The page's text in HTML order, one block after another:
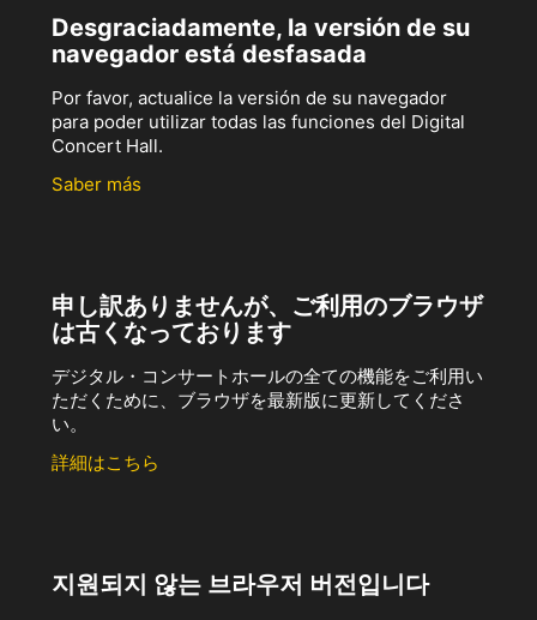
Desgraciadamente, la versión de su
navegador está desfasada
Por favor, actualice la versión de su navegador
para poder utilizar todas las funciones del Digital
Concert Hall.
Saber más
申し訳ありませんが、ご利用のブラウザ
は古くなっております
デジタル・コンサートホールの全ての機能をご利用い
ただくために、ブラウザを最新版に更新してくださ
い。
詳細はこちら
지원되지 않는 브라우저 버전입니다